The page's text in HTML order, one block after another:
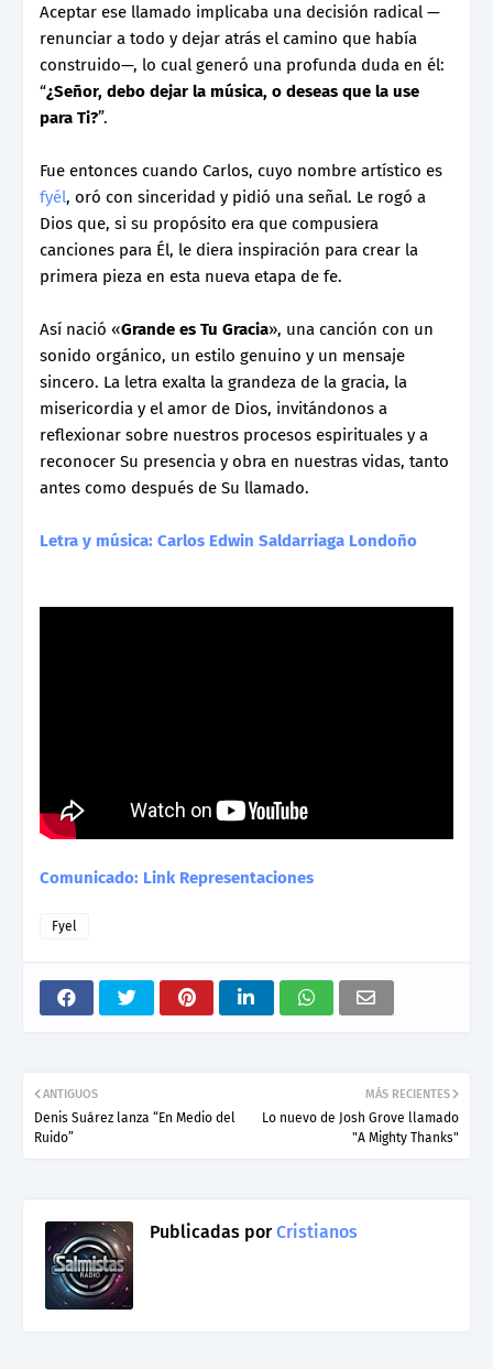
Aceptar ese llamado implicaba una decisión radical —
renunciar a todo y dejar atrás el camino que había
construido—, lo cual generó una profunda duda en él:
“¿Señor, debo dejar la música, o deseas que la use
para Ti?”.
Fue entonces cuando Carlos, cuyo nombre artístico es
fyél, oró con sinceridad y pidió una señal. Le rogó a
Dios que, si su propósito era que compusiera
canciones para Él, le diera inspiración para crear la
primera pieza en esta nueva etapa de fe.
Así nació «Grande es Tu Gracia», una canción con un
sonido orgánico, un estilo genuino y un mensaje
sincero. La letra exalta la grandeza de la gracia, la
misericordia y el amor de Dios, invitándonos a
reflexionar sobre nuestros procesos espirituales y a
reconocer Su presencia y obra en nuestras vidas, tanto
antes como después de Su llamado.
Letra y música: Carlos Edwin Saldarriaga Londoño
Comunicado: Link Representaciones
Fyel
MÁS RECIENTES
Lo nuevo de Josh Grove llamado
"A Mighty Thanks"
ANTIGUOS
Denis Suárez lanza “En Medio del
Ruido”
Publicadas porCristianos